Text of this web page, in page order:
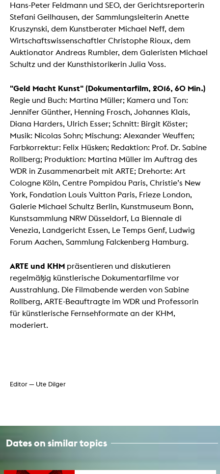
Hans-Peter Feldmann und SEO, der Gerichtsreporterin
Stefani Geilhausen, der Sammlungsleiterin Anette
Kruszynski, dem Kunstberater Michael Neff, dem
Wirtschaftswissenschaftler Christophe Rioux, dem
Auktionator Andreas Rumbler, dem Galeristen Michael
Schultz und der Kunsthistorikerin Julia Voss.
"Geld Macht Kunst" (Dokumentarfilm, 2016, 60 Min.)
Regie und Buch: Martina Müller; Kamera und Ton:
Jennifer Günther, Henning Frosch, Johannes Klais,
Diana Harders, Ulrich Esser; Schnitt: Birgit Köster;
Musik: Nicolas Sohn; Mischung: Alexander Weuffen;
Farbkorrektur: Felix Hüsken; Redaktion: Prof. Dr. Sabine
Rollberg; Produktion: Martina Müller im Auftrag des
WDR in Zusammenarbeit mit ARTE; Drehorte: Art
Cologne Köln, Centre Pompidou Paris, Christie’s New
York, Fondation Louis Vuitton Paris, Frieze London,
Galerie Michael Schultz Berlin, Kunstmuseum Bonn,
Kunstsammlung NRW Düsseldorf, La Biennale di
Venezia, Landgericht Essen, Le Temps Genf, Ludwig
Forum Aachen, Sammlung Falckenberg Hamburg.
ARTE und KHM präsentieren und diskutieren
regelmäßig künstlerische Dokumentarfilme vor
Ausstrahlung. Die Filmabende werden von Sabine
Rollberg, ARTE-Beauftragte im WDR und Professorin
für künstlerische Fernsehformate an der KHM,
moderiert.
Editor — Ute Dilger
Dates on similar topics